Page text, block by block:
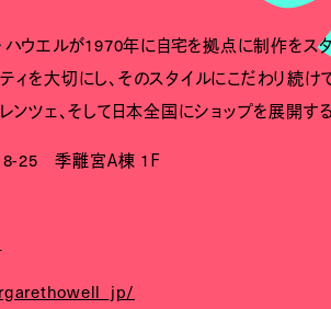
ハウエルが1970年に自宅を拠点に制作をス
ィを大切にし、そのスタイルにこだわり続け
ンツェ、そして日本全国にショップを展開する
25 季離宮Ａ棟 1Ｆ